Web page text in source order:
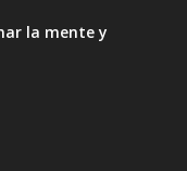
la mente y